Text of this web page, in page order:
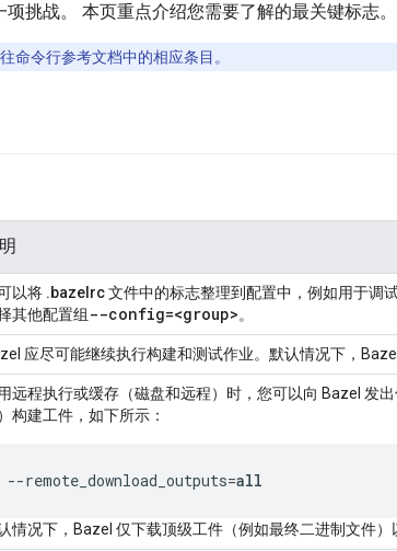
挑战。 本页重点介绍您需要了解的最关键标志。
命令行参考文档中的相应条目。
以将 .bazelrc文件中的标志整理到配置中，例如用于调
其他配置组 --config=<group>。
应尽可能继续执行构建和测试作业。默认情况下，
远程执行或缓存（磁盘和远程）时，您可以向 Bazel 发
构建工件，如下所示：
--remote_download_outputs=all
情况下，Bazel 仅下载顶级工件（例如最终二进制文件）